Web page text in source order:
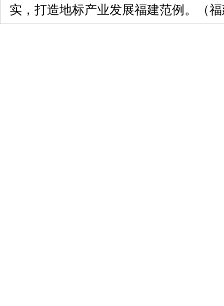
实，打造地标产业发展福建范例。（